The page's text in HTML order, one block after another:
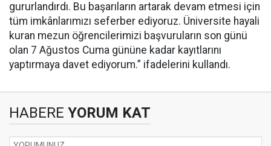
gururlandırdı. Bu başarıların artarak devam etmesi için
tüm imkânlarımızı seferber ediyoruz. Üniversite hayali
kuran mezun öğrencilerimizi başvuruların son günü
olan 7 Ağustos Cuma gününe kadar kayıtlarını
yaptırmaya davet ediyorum.” ifadelerini kullandı.
HABERE YORUM KAT